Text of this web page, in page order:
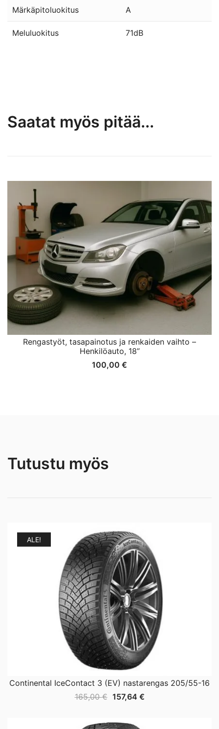
Märkäpitoluokitus A
Meluluokitus 71dB
Saatat myös pitää...
Rengastyöt, tasapainotus ja renkaiden vaihto –
Henkilöauto, 18”
100,00 €
Tutustu myös
ALE!
Continental IceContact 3 (EV) nastarengas 205/55-16
165,00€ Alkuperäinen
oli:
157,64 €Nykyinen